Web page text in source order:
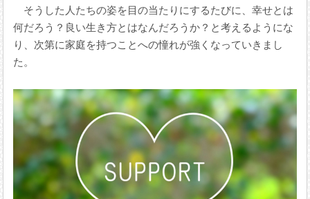
そうした人たちの姿を目の当たりにするたびに、幸せとは
何だろう？良い生き方とはなんだろうか？と考えるようにな
り、次第に家庭を持つことへの憧れが強くなっていきまし
た。